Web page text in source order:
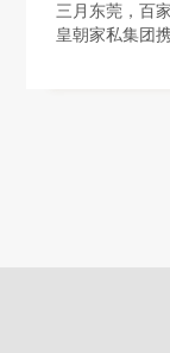
三月东莞，百
皇朝家私集团